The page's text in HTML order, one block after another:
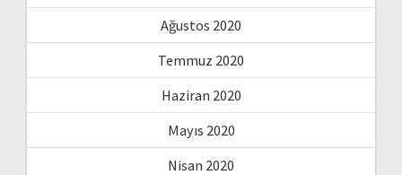
Ağustos 2020
Temmuz 2020
Haziran 2020
Mayıs 2020
Nisan 2020